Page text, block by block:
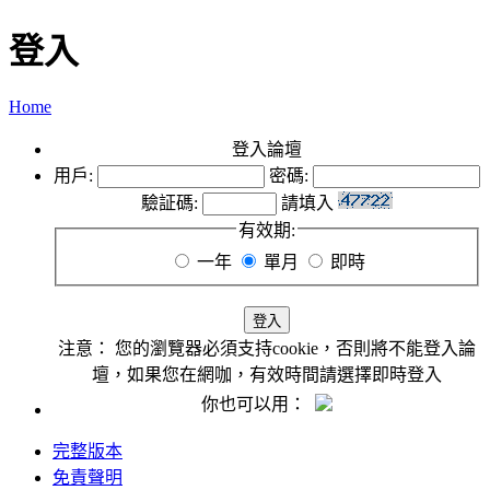
登入
Home
登入論壇
用戶:
密碼:
驗証碼:
請填入
有效期:
一年
單月 即時
注意： 您的瀏覽器必須支持cookie，否則將不能登入論
壇，如果您在網咖，有效時間請選擇即時登入
你也可以用：
完整版本
免責聲明